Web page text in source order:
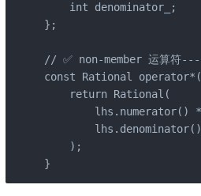
    int denominator_;
};
// ✅ non-member 运算符
const Rational
    return Rational(
lhs.numerator()
    );
}